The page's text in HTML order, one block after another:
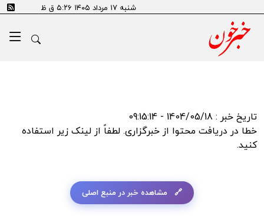
شنبه ۱۷ مرداد ۱۴۰۵ ۵:۲۶ ق ظ
error:Could not resolve host: tn.ai
تاریخ خبر : 1404/05/18 - 09:15:14
خطا در دریافت محتوا از خبرگزاری. لطفاً از لینک زیر استفاده
کنید.
مشاهده خبر در منبع اصلی